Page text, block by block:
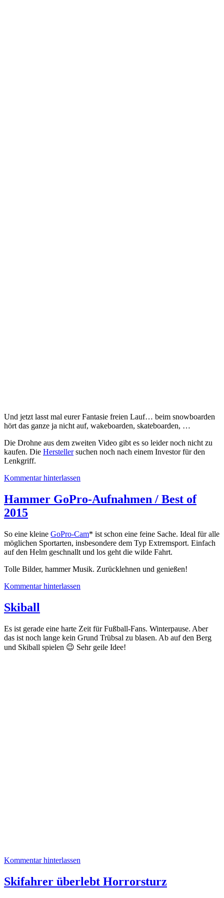
Und jetzt lasst mal eurer Fantasie freien Lauf… beim snowboarden
hört das ganze ja nicht auf, wakeboarden, skateboarden, …
Die Drohne aus dem zweiten Video gibt es so leider noch nicht zu
kaufen. Die Herstellersuchen noch nach einem Investor für den
Lenkgriff.
Kommentar hinterlassen
Hammer GoPro-Aufnahmen / Best of
2015
So eine kleine GoPro-Cam* ist schon eine feine Sache. Ideal für alle
möglichen Sportarten, insbesondere dem Typ Extremsport. Einfach
auf den Helm geschnallt und los geht die wilde Fahrt.
Tolle Bilder, hammer Musik. Zurücklehnen und genießen!
Kommentar hinterlassen
Skiball
Es ist gerade eine harte Zeit für Fußball-Fans. Winterpause. Aber
das ist noch lange kein Grund Trübsal zu blasen. Ab auf den Berg
und Skiball spielen 😉 Sehr geile Idee!
Kommentar hinterlassen
Skifahrer überlebt Horrorsturz